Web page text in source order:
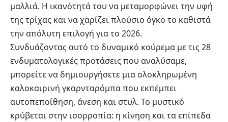
μαλλιά. Η ικανότητά του να μεταμορφώνει την υφή
της τρίχας και να χαρίζει πλούσιο όγκο το καθιστά
την απόλυτη επιλογή για το 2026.
Συνδυάζοντας αυτό το δυναμικό κούρεμα με τις 28
ενδυματολογικές προτάσεις που αναλύσαμε,
μπορείτε να δημιουργήσετε μια ολοκληρωμένη
καλοκαιρινή γκαρνταρόμπα που εκπέμπει
αυτοπεποίθηση, άνεση και στυλ. Το μυστικό
κρύβεται στην ισορροπία: η κίνηση και τα επίπεδα